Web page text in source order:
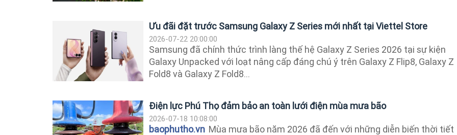
Ưu đãi đặt trước Samsung Galaxy Z Series mới nhất tại Viettel Store
2026-07-22 20:00:00
Samsung đã chính thức trình làng thế hệ Galaxy Z Series 2026 tại sự kiện
Galaxy Unpacked với loạt nâng cấp đáng chú ý trên Galaxy Z Flip8, Galaxy Z
Fold8 và Galaxy Z Fold8...
Điện lực Phú Thọ đảm bảo an toàn lưới điện mùa mưa bão
2026-07-18 10:08:00
baophutho.vn Mùa mưa bão năm 2026 đã đến với những diễn biến thời tiết